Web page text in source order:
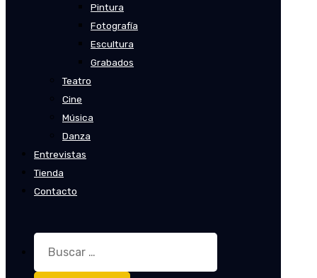
Pintura
Fotografía
Escultura
Grabados
Teatro
Cine
Música
Danza
Entrevistas
Tienda
Contacto
Buscar: